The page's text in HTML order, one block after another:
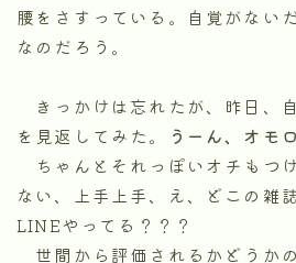
腰をさすっている。自覚がない
なのだろう。
きっかけは忘れたが、昨日、
を見返してみた。
うーん、オモ
ちゃんとそれっぽいオチもつ
ない、上手上手、え、どこの雑
LINEやってる？？？
世間から評価されるかどうか